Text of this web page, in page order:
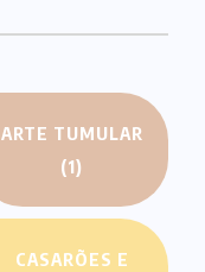
ARTE TUMULAR
(1)
CASARÕES E